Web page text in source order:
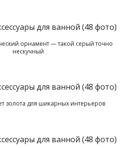
орнамент — такой серый точно
нескучный
золота для шикарных интерьеров